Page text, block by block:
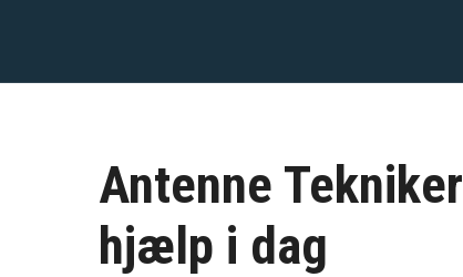
Antenne Tekniker
hjælp i dag